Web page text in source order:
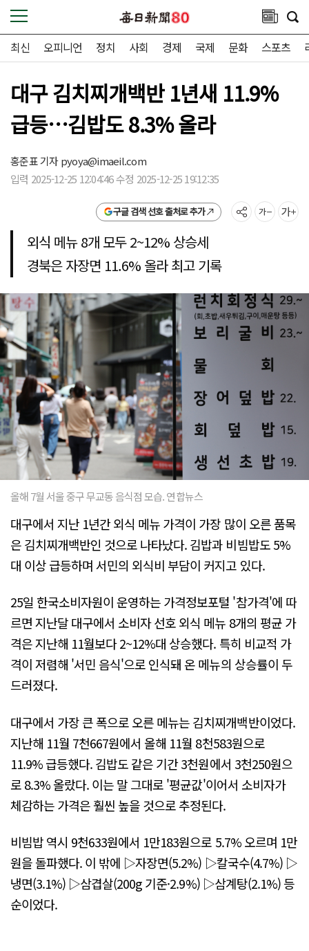
최신 오피니언 정치 사회 경제 국제 문화 스포츠
대구 김치찌개백반 1년새 11.9%
급등…김밥도 8.3% 올라
홍준표 기자pyoya@imaeil.com
입력 2025-12-25 12:04:46 수정 2025-12-25 19:12:35
구글 검색 선호 출처로 추가
외식 메뉴 8개 모두 2~12% 상승세
경북은 자장면 11.6% 올라 최고 기록
올해 7월 서울 중구 무교동 음식점 모습. 연합뉴스
대구에서 지난 1년간 외식 메뉴 가격이 가장 많이 오른 품목
은 김치찌개백반인 것으로 나타났다. 김밥과 비빔밥도 5%
대 이상 급등하며 서민의 외식비 부담이 커지고 있다.
25일 한국소비자원이 운영하는 가격정보포털 '참가격'에 따
르면 지난달 대구에서 소비자 선호 외식 메뉴 8개의 평균 가
격은 지난해 11월보다 2~12%대 상승했다. 특히 비교적 가
격이 저렴해 '서민 음식'으로 인식돼 온 메뉴의 상승률이 두
드러졌다.
대구에서 가장 큰 폭으로 오른 메뉴는 김치찌개백반이었다.
지난해 11월 7천667원에서 올해 11월 8천583원으로
11.9% 급등했다. 김밥도 같은 기간 3천원에서 3천250원으
로 8.3% 올랐다. 이는 말 그대로 '평균값'이어서 소비자가
체감하는 가격은 훨씬 높을 것으로 추정된다.
비빔밥 역시 9천633원에서 1만183원으로 5.7% 오르며 1만
원을 돌파했다. 이 밖에 ▷자장면(5.2%) ▷칼국수(4.7%) ▷
냉면(3.1%) ▷삼겹살(200g 기준·2.9%) ▷삼계탕(2.1%) 등
순이었다.